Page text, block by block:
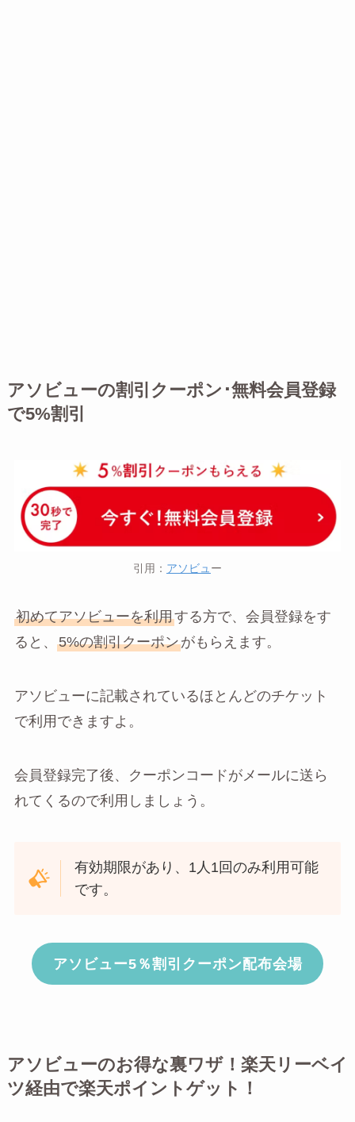
アソビューの割引クーポン･無料会員登録
で5%割引
引用： アソビュ ー
初めてアソビューを利用する方で、会員登録をす
ると、 5%の割引クーポンがもらえます。
アソビューに記載されているほとんどのチケット
で利用できますよ。
会員登録完了後、クーポンコードがメールに送ら
れてくるので利用しましょう。
有効期限があり、1人1回のみ利用可能
です。
アソビュー5％割引クーポン配布会場
アソビューのお得な裏ワザ！楽天リーベイ
ツ経由で楽天ポイントゲット！